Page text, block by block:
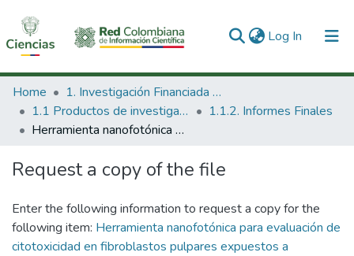
Log In (current)
Communities & Collections
All of DSpace
Home
1. Investigación Financiada con Recursos Públicos
1.1 Productos de investigación
1.1.2. Informes Finales
Herramienta nanofotónica para evaluación de citotoxicidad en fibroblastos pulpares expuestos a extractos de plantas nativas colombianas.
Request a copy of the file
Enter the following information to request a copy for the
following item: Herramienta nanofotónica para evaluación de
citotoxicidad en fibroblastos pulpares expuestos a